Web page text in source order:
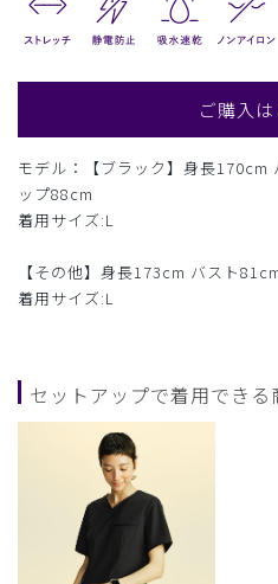
ご購入
モデル：【ブラック】身長170cm
ップ88cm
着用サイズ:L
【その他】身長173cm バスト
着用サイズ:L
セットアップで着用できる